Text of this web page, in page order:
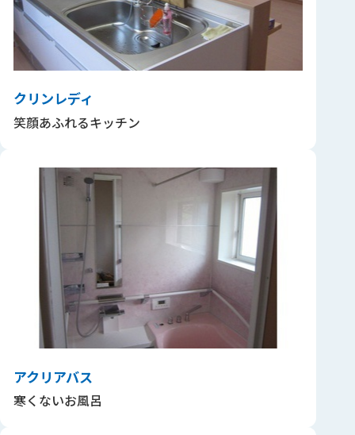
クリンレディ
笑顔あふれるキッチン
アクリアバス
寒くないお風呂